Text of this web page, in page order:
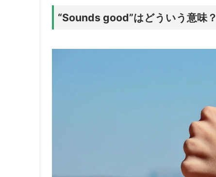
“Sounds good”はどういう意味？